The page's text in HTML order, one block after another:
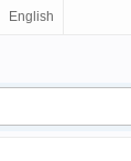
English